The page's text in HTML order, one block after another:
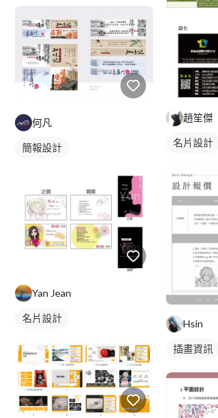
何凡
簡報設計
Yan Jean
名片設計
趙笙傑
名片設計
Hsin
插畫資訊